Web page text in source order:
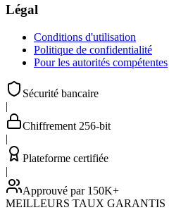
Légal
Conditions d'utilisation
Politique de confidentialité
Pour les autorités compétentes
Sécurité bancaire
|
Chiffrement 256-bit
|
Plateforme certifiée
|
Approuvé par 150K+
MEILLEURS TAUX GARANTIS